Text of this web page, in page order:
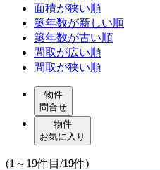
面積が狭い順
築年数が新しい順
築年数が古い順
間取が広い順
間取が狭い順
物件
問合せ
物件
お気に入り
(1～19件目/19件)